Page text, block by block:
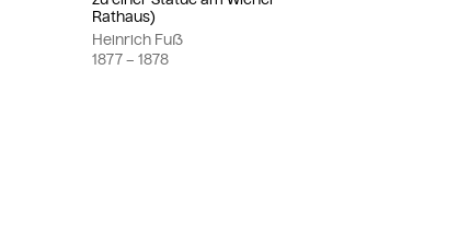
Rathaus)
Heinrich Fuß
1877– 1878